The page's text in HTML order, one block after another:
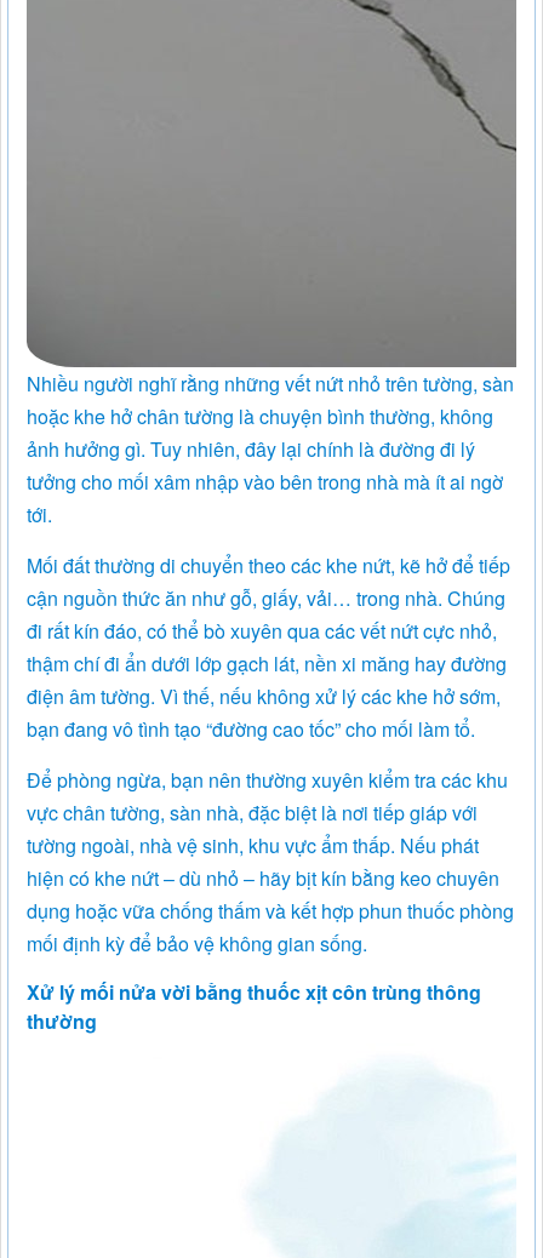
Nhiều người nghĩ rằng những vết nứt nhỏ trên tường, sàn
hoặc khe hở chân tường là chuyện bình thường, không
ảnh hưởng gì. Tuy nhiên, đây lại chính là đường đi lý
tưởng cho mối xâm nhập vào bên trong nhà mà ít ai ngờ
tới.
Mối đất thường di chuyển theo các khe nứt, kẽ hở để tiếp
cận nguồn thức ăn như gỗ, giấy, vải… trong nhà. Chúng
đi rất kín đáo, có thể bò xuyên qua các vết nứt cực nhỏ,
thậm chí đi ẩn dưới lớp gạch lát, nền xi măng hay đường
điện âm tường. Vì thế, nếu không xử lý các khe hở sớm,
bạn đang vô tình tạo “đường cao tốc” cho mối làm tổ.
Để phòng ngừa, bạn nên thường xuyên kiểm tra các khu
vực chân tường, sàn nhà, đặc biệt là nơi tiếp giáp với
tường ngoài, nhà vệ sinh, khu vực ẩm thấp. Nếu phát
hiện có khe nứt – dù nhỏ – hãy bịt kín bằng keo chuyên
dụng hoặc vữa chống thấm và kết hợp phun thuốc phòng
mối định kỳ để bảo vệ không gian sống.
Xử lý mối nửa vời bằng thuốc xịt côn trùng thông
thường